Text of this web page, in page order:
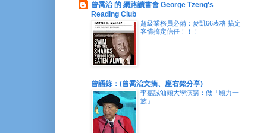
曾喬治 的 網路讀書會 George Tzeng's
Reading Club
超級業務員必備：麥凱66表格 搞定
客情搞定信任！！！
曾語錄：(曾喬治文摘、座右銘分享)
李嘉誠汕頭大學演講：做「願力一
族」